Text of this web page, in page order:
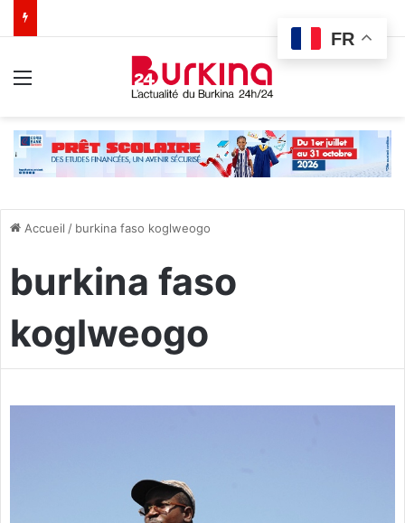
Accueil / burkina faso koglweogo
burkina faso
koglweogo
FR